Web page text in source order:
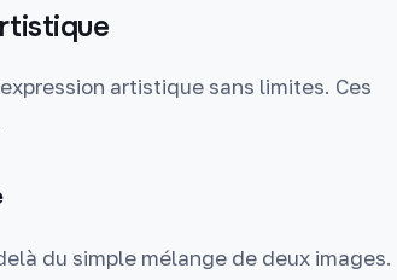
artistique sans limites. Ces
du simple mélange de deux images.